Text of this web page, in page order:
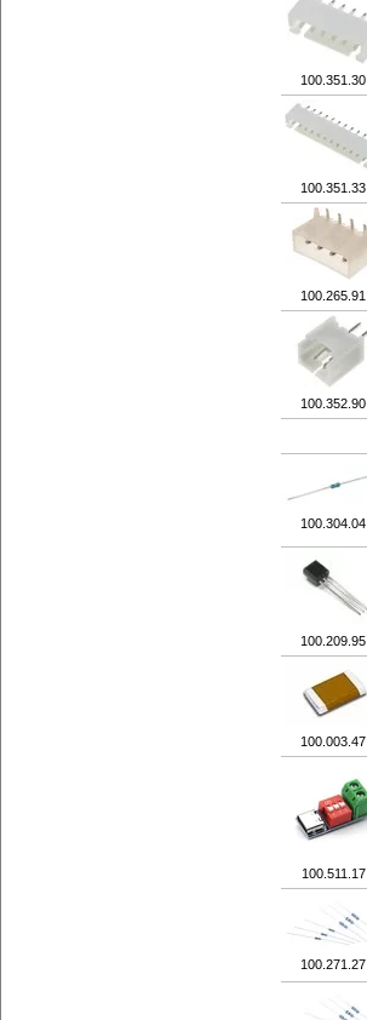
100.351.30
100.351.33
100.265.91
100.352.90
100.304.04
100.209.95
100.003.47
100.511.17
100.271.27